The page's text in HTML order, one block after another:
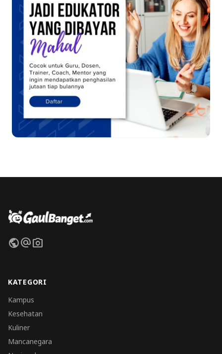
publicalternate_emailphoto_camera
KATEGORI
Kampus
Kesehatan
Kuliner
Mancanegara